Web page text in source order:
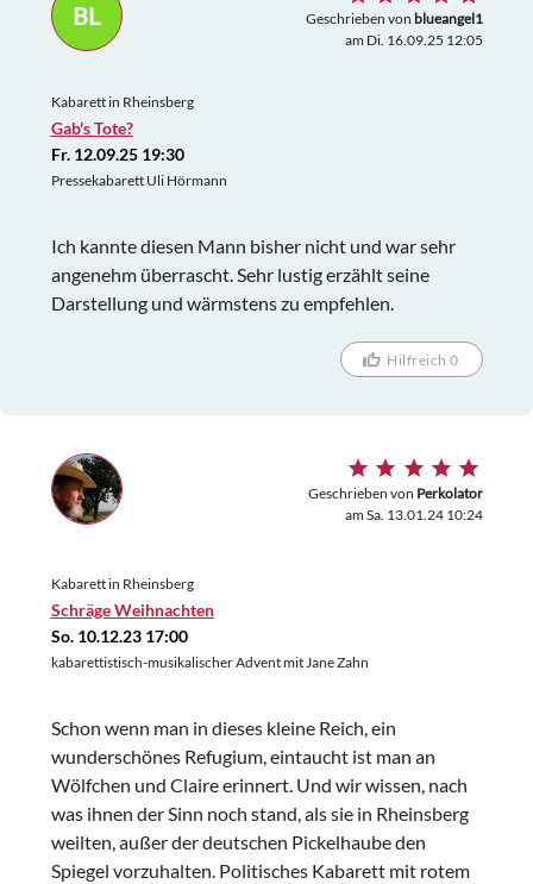
BL Geschrieben von blueangel1
am Di. 16.09.25 12:05
Kabarett in Rheinsberg
Gab's Tote?
Fr. 12.09.25 19:30
Pressekabarett Uli Hörmann
Ich kannte diesen Mann bisher nicht und war sehr
angenehm überrascht. Sehr lustig erzählt seine
Darstellung und wärmstens zu empfehlen.
Hilfreich 0
Geschrieben von Perkolator
am Sa. 13.01.24 10:24
Kabarett in Rheinsberg
Schräge Weihnachten
So. 10.12.23 17:00
kabarettistisch-musikalischer Advent mit Jane Zahn
Schon wenn man in dieses kleine Reich, ein
wunderschönes Refugium, eintaucht ist man an
Wölfchen und Claire erinnert. Und wir wissen, nach
was ihnen der Sinn noch stand, als sie in Rheinsberg
weilten, außer der deutschen Pickelhaube den
Spiegel vorzuhalten. Politisches Kabarett mit rotem